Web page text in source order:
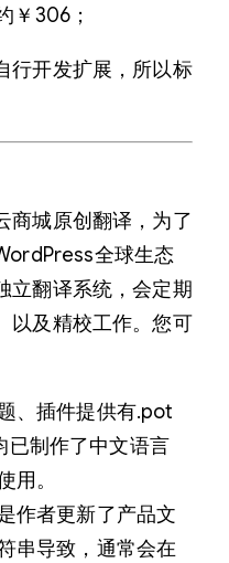
￥306；
行开发扩展，所以标
商城原创翻译，为了
全球生态
立翻译系统，会定期
以及精校工作。您可
、插件提供有.pot
已制作了中文语言
用。
作者更新了产品文
串导致，通常会在